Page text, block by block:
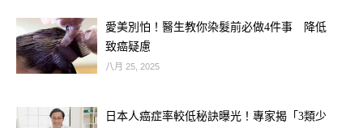
愛美別怕！醫生教你染髮前必做4件事 降低
致癌疑慮
八月 25, 2025
日本人癌症率較低秘訣曝光！專家揭「3類少